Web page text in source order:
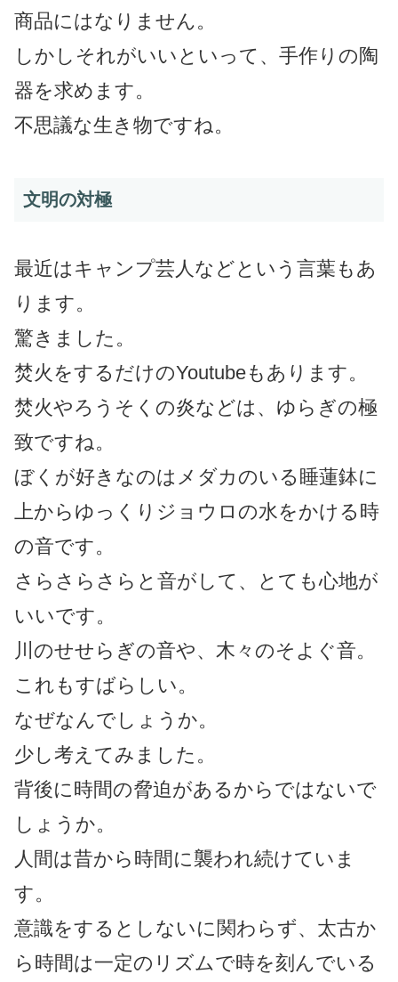
商品にはなりません。
しかしそれがいいといって、手作りの陶
器を求めます。
不思議な生き物ですね。
文明の対極
最近はキャンプ芸人などという言葉もあ
ります。
驚きました。
焚火をするだけのYoutubeもあります。
焚火やろうそくの炎などは、ゆらぎの極
致ですね。
ぼくが好きなのはメダカのいる睡蓮鉢に
上からゆっくりジョウロの水をかける時
の音です。
さらさらさらと音がして、とても心地が
いいです。
川のせせらぎの音や、木々のそよぐ音。
これもすばらしい。
なぜなんでしょうか。
少し考えてみました。
背後に時間の脅迫があるからではないで
しょうか。
人間は昔から時間に襲われ続けていま
す。
意識をするとしないに関わらず、太古か
ら時間は一定のリズムで時を刻んでいる